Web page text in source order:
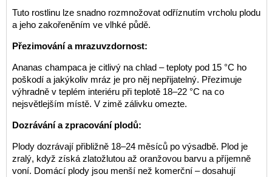
Tuto rostlinu lze snadno rozmnožovat odříznutím vrcholu plodu
a jeho zakořeněním ve vlhké půdě.
Přezimování a mrazuvzdornost:
Ananas champaca je citlivý na chlad – teploty pod 15 °C ho
poškodí a jakýkoliv mráz je pro něj nepřijatelný. Přezimuje
výhradně v teplém interiéru při teplotě 18–22 °C na co
nejsvětlejším místě. V zimě zálivku omezte.
Dozrávání a zpracování plodů:
Plody dozrávají přibližně 18–24 měsíců po výsadbě. Plod je
zralý, když získá zlatožlutou až oranžovou barvu a příjemně
voní. Domácí plody jsou menší než komerční – dosahují